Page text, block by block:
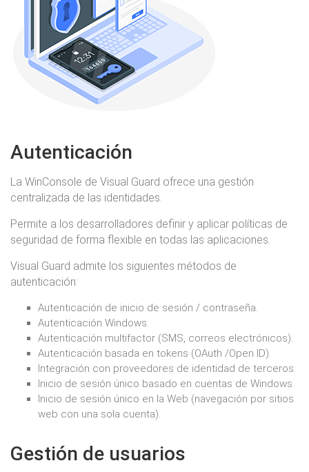
Autenticación
La WinConsole de Visual Guard ofrece una gestión
centralizada de las identidades.
Permite a los desarrolladores definir y aplicar políticas de
seguridad de forma flexible en todas las aplicaciones.
Visual Guard admite los siguientes métodos de
autenticación:
Autenticación de inicio de sesión / contraseña.
Autenticación Windows.
Autenticación multifactor (SMS, correos electrónicos).
Autenticación basada en tokens (OAuth /Open ID).
Integración con proveedores de identidad de terceros.
Inicio de sesión único basado en cuentas de Windows.
Inicio de sesión único en la Web (navegación por sitios
web con una sola cuenta).
Gestión de usuarios